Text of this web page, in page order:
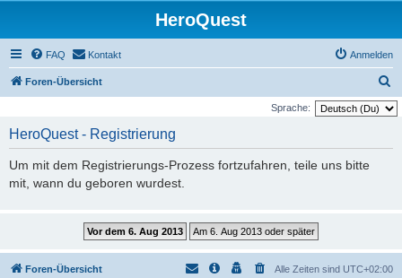
HeroQuest
FAQ Kontakt Anmelden
Foren-Übersicht
u
Sprache:
HeroQuest - Registrierung
Um mit dem Registrierungs-Prozess fortzufahren, teile uns bitte
mit, wann du geboren wurdest.
Foren-Übersicht Alle Zeiten sind UTC+02:00